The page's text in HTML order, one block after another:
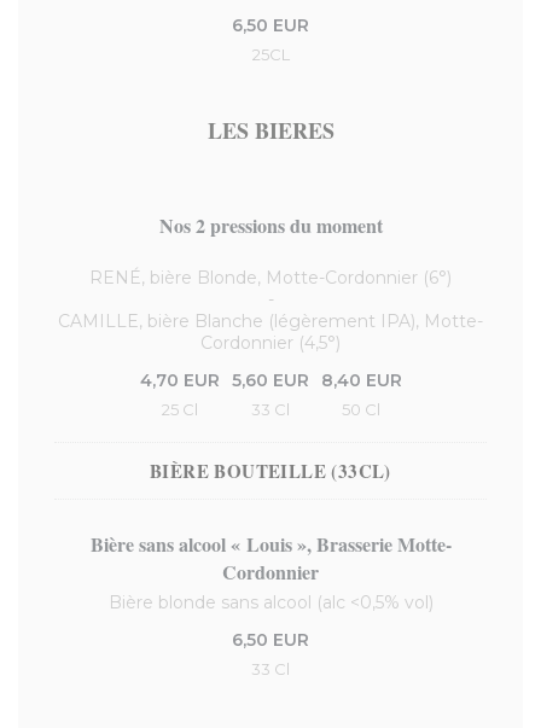
6,50 EUR
25CL
LES BIERES
Nos 2 pressions du moment
RENÉ, bière Blonde, Motte-Cordonnier (6°)
-
CAMILLE, bière Blanche (légèrement IPA), Motte-
Cordonnier (4,5°)
4,70 EUR
25 Cl
5,60 EUR
33 Cl
8,40 EUR
50 Cl
BIÈRE BOUTEILLE (33CL)
Bière sans alcool « Louis », Brasserie Motte-
Cordonnier
Bière blonde sans alcool (alc <0,5% vol)
6,50 EUR
33 Cl